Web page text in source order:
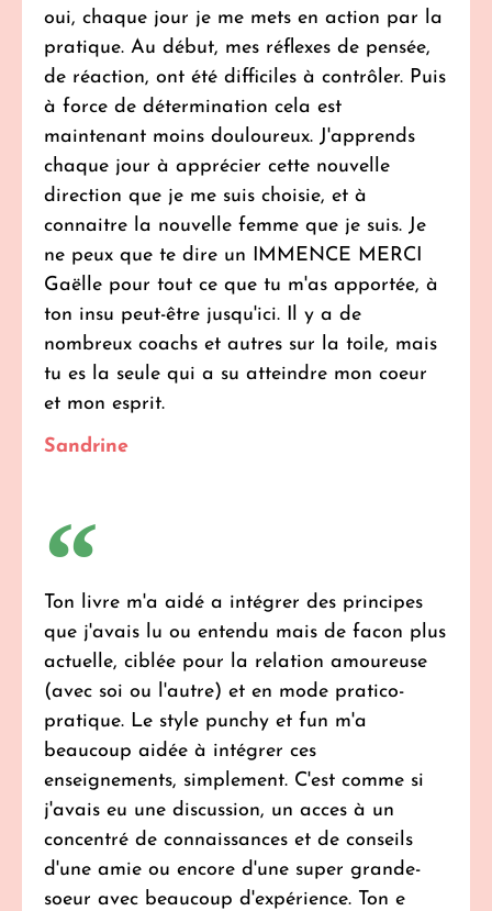
oui, chaque jour je me mets en action par la
pratique. Au début, mes réflexes de pensée,
de réaction, ont été difficiles à contrôler. Puis
à force de détermination cela est
maintenant moins douloureux. J'apprends
chaque jour à apprécier cette nouvelle
direction que je me suis choisie, et à
connaitre la nouvelle femme que je suis. Je
ne peux que te dire un IMMENCE MERCI
Gaëlle pour tout ce que tu m'as apportée, à
ton insu peut-être jusqu'ici. Il y a de
nombreux coachs et autres sur la toile, mais
tu es la seule qui a su atteindre mon coeur
et mon esprit.
Sandrine
Ton livre m'a aidé a intégrer des principes
que j'avais lu ou entendu mais de facon plus
actuelle, ciblée pour la relation amoureuse
(avec soi ou l'autre) et en mode pratico-
pratique. Le style punchy et fun m'a
beaucoup aidée à intégrer ces
enseignements, simplement. C'est comme si
j'avais eu une discussion, un acces à un
concentré de connaissances et de conseils
d'une amie ou encore d'une super grande-
soeur avec beaucoup d'expérience. Ton e